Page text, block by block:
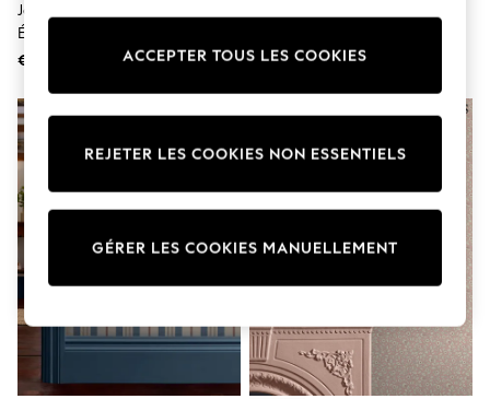
Linen Collection
Polo Shirts
Sunglasses
Vests
Boys Holiday Shop
Ponchos & Toweling sets
Polo Shirts
Sandals & Sliders
Shirts
Joules Papier Peint Sketch
Équestre Imprimé 10M
€ 61
€ 61
ACCEPTER TOUS LES COOKIES
GÉRER LES COOKIES MANUELLEMENT
REJETER LES COOKIES NON ESSENTIELS